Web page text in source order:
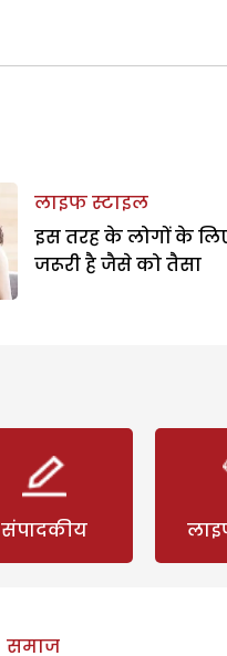
लाइफ स्टाइल
इस तरह के लोगों के
जरूरी है जैसे को तैसा
संपादकीय
समाज